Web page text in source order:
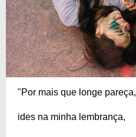
"Por mais que longe pareça,
ides na minha lembrança,